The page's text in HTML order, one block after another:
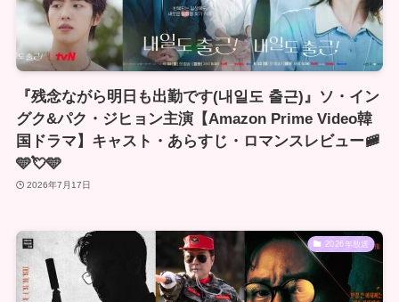
『残念ながら明日も出勤です(내일도 출근)』ソ・イン
グク&パク・ジヒョン主演【Amazon Prime Video韓
国ドラマ】キャスト・あらすじ・ロマンスレビュー🚞
🩵💘🩵
2026年7月17日
2026年放送